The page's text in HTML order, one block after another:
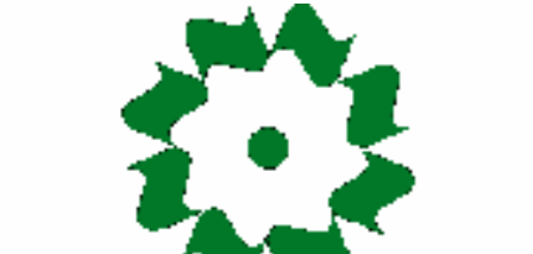
Compartir en Facebook
Compartir en Twitter
Copiar enlace